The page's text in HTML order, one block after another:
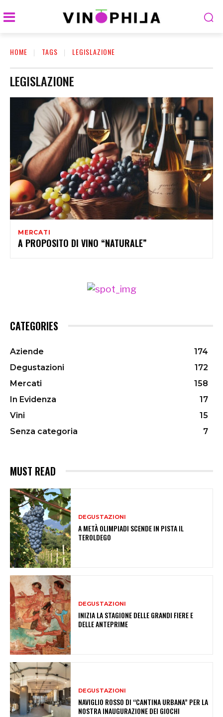
HOME TAGS LEGISLAZIONE
LEGISLAZIONE
MERCATI
A PROPOSITO DI VINO “NATURALE”
CATEGORIES
Aziende
174
Degustazioni
172
Mercati
158
In Evidenza
17
Vini
15
Senza categoria
7
MUST READ
DEGUSTAZIONI
A METÀ OLIMPIADI SCENDE IN PISTA IL
TEROLDEGO
DEGUSTAZIONI
INIZIA LA STAGIONE DELLE GRANDI FIERE E
DELLE ANTEPRIME
DEGUSTAZIONI
NAVIGLIO ROSSO DI “CANTINA URBANA” PER LA
NOSTRA INAUGURAZIONE DEI GIOCHI